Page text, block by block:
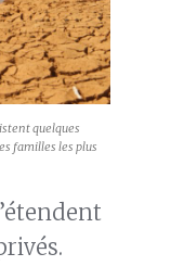
quelques
familles les plus